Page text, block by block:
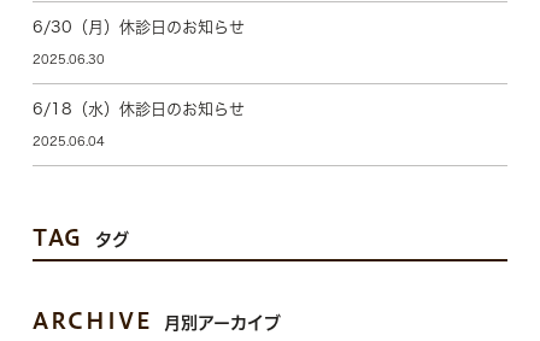
6/30（月）休診日のお知らせ
2025.06.30
6/18（水）休診日のお知らせ
2025.06.04
TAG タグ
ARCHIVE 月別アーカイブ